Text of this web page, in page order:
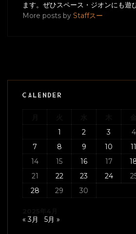
ます。ぜひスペース・ジオンにも遊
More posts by Staffスー
CALENDER
1
2 3 4
7
8 9 10 11
14
15 16 17
21
22 23 24
28
29 30
« 3月 5月 »